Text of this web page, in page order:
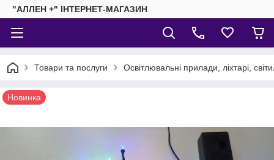
"АЛЛЕН +" ІНТЕРНЕТ-МАГАЗИН
Товари та послуги Освітлювальні прилади, ліхтарі,
Новинка